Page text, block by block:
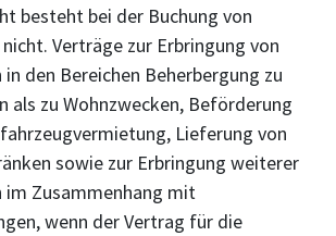
besteht bei der Buchung von
Verträge zur Erbringung von
den Bereichen Beherbergung zu
als zu Wohnzwecken, Beförderung
Lieferung von
sowie zur Erbringung weiterer
im Zusammenhang mit
wenn der Vertrag für die